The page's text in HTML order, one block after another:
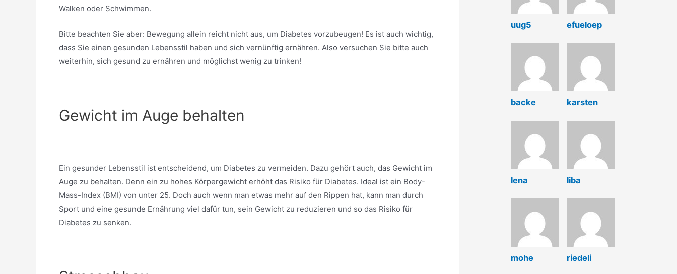
Walken oder Schwimmen.
Bitte beachten Sie aber: Bewegung allein reicht nicht aus, um Diabetes vorzubeugen! Es ist auch wichtig,
dass Sie einen gesunden Lebensstil haben und sich vernünftig ernähren. Also versuchen Sie bitte auch
weiterhin, sich gesund zu ernähren und möglichst wenig zu trinken!
Gewicht im Auge behalten
Ein gesunder Lebensstil ist entscheidend, um Diabetes zu vermeiden. Dazu gehört auch, das Gewicht im
Auge zu behalten. Denn ein zu hohes Körpergewicht erhöht das Risiko für Diabetes. Ideal ist ein Body-
Mass-Index (BMI) von unter 25. Doch auch wenn man etwas mehr auf den Rippen hat, kann man durch
Sport und eine gesunde Ernährung viel dafür tun, sein Gewicht zu reduzieren und so das Risiko für
Diabetes zu senken.
uug5 efueloep
backe karsten
lena liba
mohe riedeli